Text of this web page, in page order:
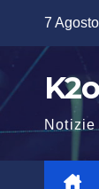
contenuto
7
K2o